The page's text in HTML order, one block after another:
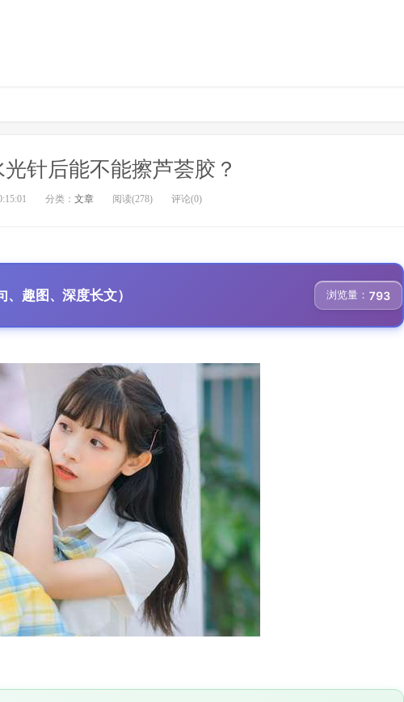
针后能不能擦芦荟胶？
分类： 文章 阅读(278) 评论(0)
趣图、深度长文） 浏览量： 793